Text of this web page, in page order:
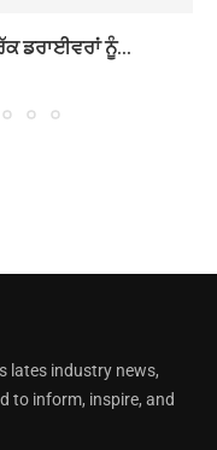
ਡਰਾਈਵਰਾਂ ਨੂੰ...
lates industry news,
to inform, inspire, and